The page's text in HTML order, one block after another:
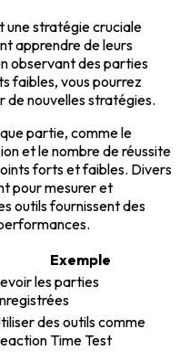
une stratégie cruciale
apprendre de leurs
observant des parties
faibles, vous pourrez
nouvelles stratégies.
partie, comme le
et le nombre de réussite
forts et faibles. Divers
pour mesurer et
outils fournissent des
Exemple
les parties
des outils comme
Time Test